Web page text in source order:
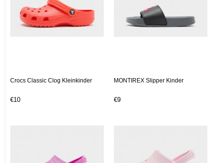
Crocs Classic Clog Kleinkinder
€10
MONTIREX Slipper Kinder
€9